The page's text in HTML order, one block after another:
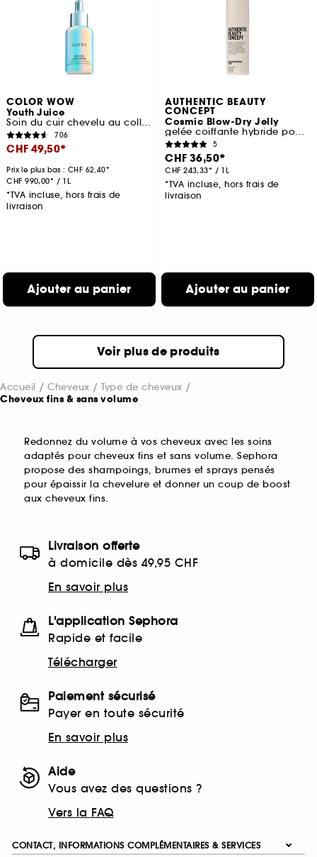
COLOR WOW
Youth Juice
Soin du cuir chevelu au collagène
706
CHF 49,50
Prix le plus bas :CHF 62,40
CHF 990,00 / 1L
*TVA incluse, hors frais de
livraison
Ajouter au panier
AUTHENTIC BEAUTY
CONCEPT
Cosmic Blow-Dry Jelly
gelée coiffante hybride pour brushing ou effet mouillé
5
CHF 36,50
CHF 243,33 / 1L
*TVA incluse, hors frais de
livraison
Ajouter au panier
Voir plus de produits
Accueil Cheveux Type de cheveux
Cheveux fins & sans volume
Redonnez du volume à vos cheveux avec les soins
adaptés pour cheveux fins et sans volume. Sephora
propose des shampoings, brumes et sprays pensés
pour épaissir la chevelure et donner un coup de boost
aux cheveux fins.
Livraison offerte
à domicile dès 49,95 CHF
En savoir plus
L'application Sephora
Rapide et facile
Télécharger
Paiement sécurisé
Payer en toute sécurité
En savoir plus
Aide
Vous avez des questions ?
Vers la FAQ
CONTACT, INFORMATIONS COMPLÉMENTAIRES & SERVICES